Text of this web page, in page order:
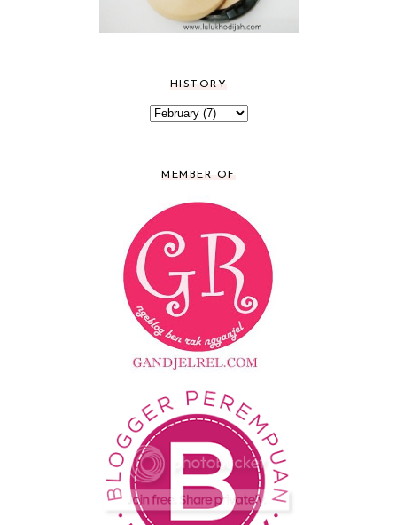
HISTORY
MEMBER OF